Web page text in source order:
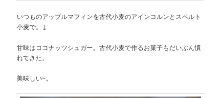
いつものアップルマフィンを古代小麦のアインコルンとスペルト
小麦で。↓
甘味はココナッツシュガー。古代小麦で作るお菓子もだいぶん慣
れてきた。
美味しい~。